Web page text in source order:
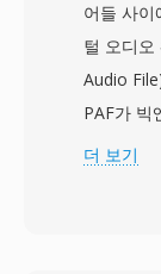
어들 사이
털 오디오
Audio
PAF가 빅
반면,
더 보기